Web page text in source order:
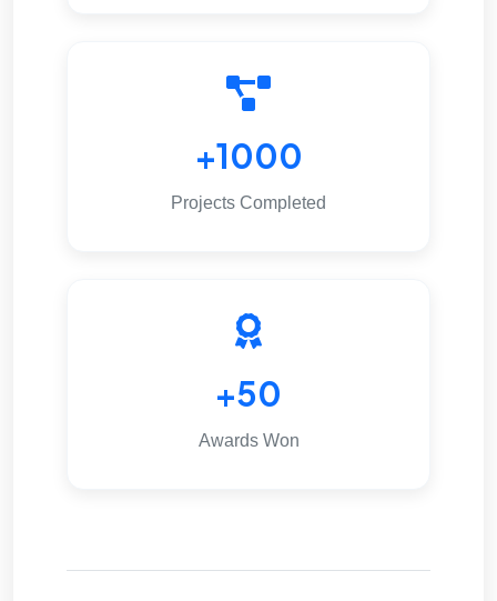
1000+
Projects Completed
50+
Awards Won